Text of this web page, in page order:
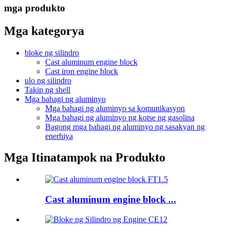
mga produkto
Mga kategorya
bloke ng silindro
Cast aluminum engine block
Cast iron engine block
ulo ng silindro
Takip ng shell
Mga bahagi ng aluminyo
Mga bahagi ng aluminyo sa komunikasyon
Mga bahagi ng aluminyo ng kotse ng gasolina
Bagong mga bahagi ng aluminyo ng sasakyan ng
enerhiya
Mga Itinatampok na Produkto
Cast aluminum engine block ...